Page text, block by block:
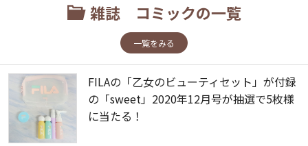
雑誌 コミックの一覧
一覧をみる
FILAの「乙女のビューティセット」が付録
の「sweet」2020年12月号が抽選で5枚様
に当たる！